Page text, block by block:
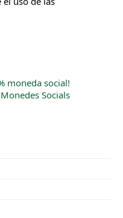
moneda social!
Socials